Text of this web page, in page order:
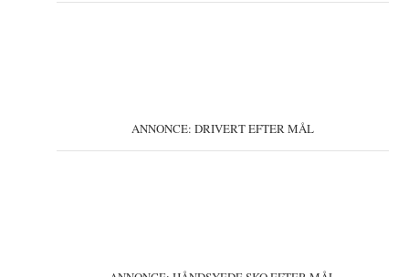
ANNONCE: DRIVERT EFTER MÅL